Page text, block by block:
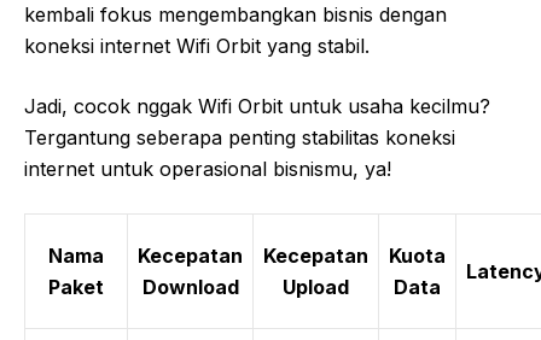
kembali fokus mengembangkan bisnis dengan
koneksi internet Wifi Orbit yang stabil.
Jadi, cocok nggak Wifi Orbit untuk usaha kecilmu?
Tergantung seberapa penting stabilitas koneksi
internet untuk operasional bisnismu, ya!
Nama
Paket
Kecepatan
Download
Kecepatan
Upload
Kuota
Data